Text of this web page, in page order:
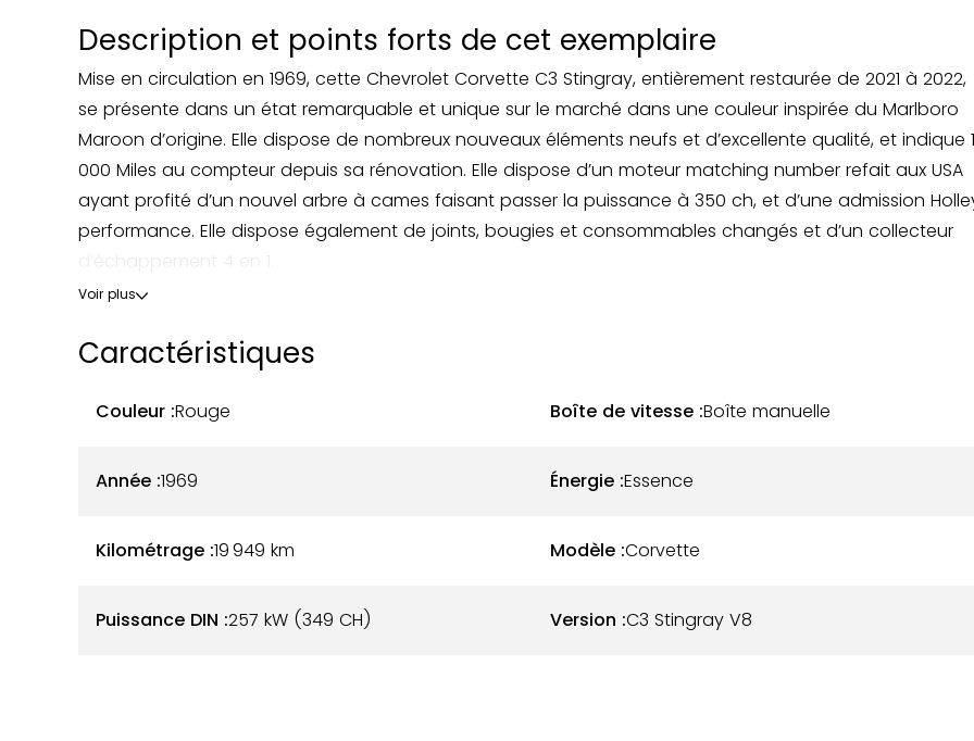
Description et points forts de cet exemplaire
Mise en circulation en 1969, cette Chevrolet Corvette C3 Stingray, entièrement restaurée de 2021 à 2022,
se présente dans un état remarquable et unique sur le marché dans une couleur inspirée du Marlboro
Maroon d’origine. Elle dispose de nombreux nouveaux éléments neufs et d’excellente qualité, et indique
000 Miles au compteur depuis sa rénovation. Elle dispose d’un moteur matching number refait aux USA
ayant profité d’un nouvel arbre à cames faisant passer la puissance à 350 ch, et d’une admission
performance. Elle dispose également de joints, bougies et consommables changés et d’un collecteur
- Boîte TREMEC 6 vitesses avec embrayage hydraulique et arbre de transmission neufs
- Silent blocs et roulements arrières neufs
- Direction assistée avec boitier Borgeson neuve
Voir plus
Caractéristiques
Couleur :Rouge Boîte de vitesse :Boîte manuelle
Année :1969 Énergie :Essence
Kilométrage :19 949 km Modèle :Corvette
Puissance DIN :257 kW (349 CH) Version :C3 Stingray V8